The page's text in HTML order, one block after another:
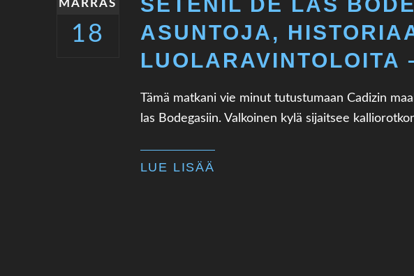
ASUNTOJA,
LUOLARAVINTOLOITA
MARRAS
18
Tämä matkani vie minut tutustumaan Cadizin
las Bodegasiin. Valkoinen kylä sijaitsee
LUE LISÄÄ